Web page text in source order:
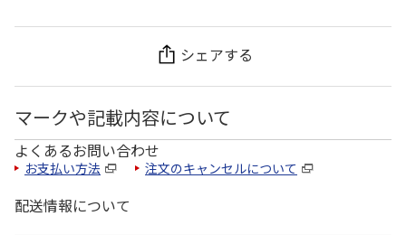
シェアする
マークや記載内容について
よくあるお問い合わせ
お支払い方法 注文のキャンセルについて
配送情報について